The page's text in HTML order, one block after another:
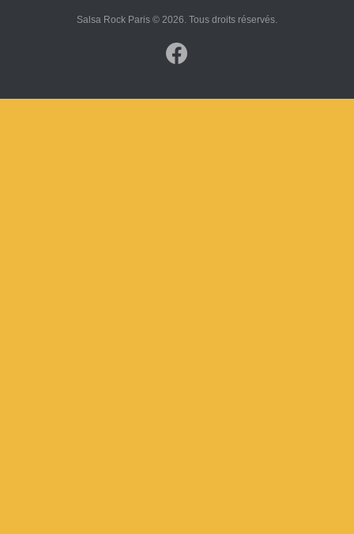
Salsa Rock Paris © 2026. Tous droits réservés.